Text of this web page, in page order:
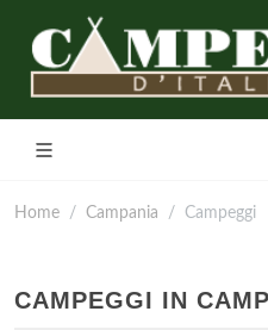
Home Campania Campeggi
CAMPEGGI IN